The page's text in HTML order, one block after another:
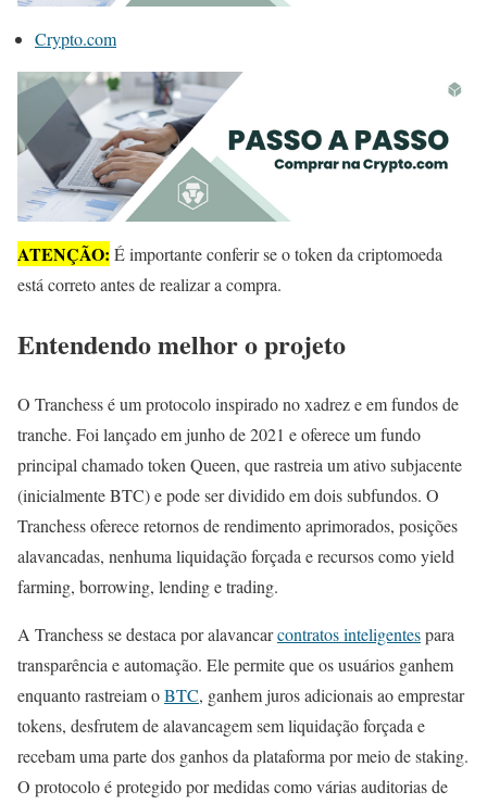
Crypto.com
ATENÇÃO: É importante conferir se o token da criptomoeda
está correto antes de realizar a compra.
Entendendo melhor o projeto
O Tranchess é um protocolo inspirado no xadrez e em fundos de
tranche. Foi lançado em junho de 2021 e oferece um fundo
principal chamado token Queen, que rastreia um ativo subjacente
(inicialmente BTC) e pode ser dividido em dois subfundos. O
Tranchess oferece retornos de rendimento aprimorados, posições
alavancadas, nenhuma liquidação forçada e recursos como yield
farming, borrowing, lending e trading.
A Tranchess se destaca por alavancarcontratos inteligentespara
transparência e automação. Ele permite que os usuários ganhem
enquanto rastreiam oBTC, ganhem juros adicionais ao emprestar
tokens, desfrutem de alavancagem sem liquidação forçada e
recebam uma parte dos ganhos da plataforma por meio de staking.
O protocolo é protegido por medidas como várias auditorias de